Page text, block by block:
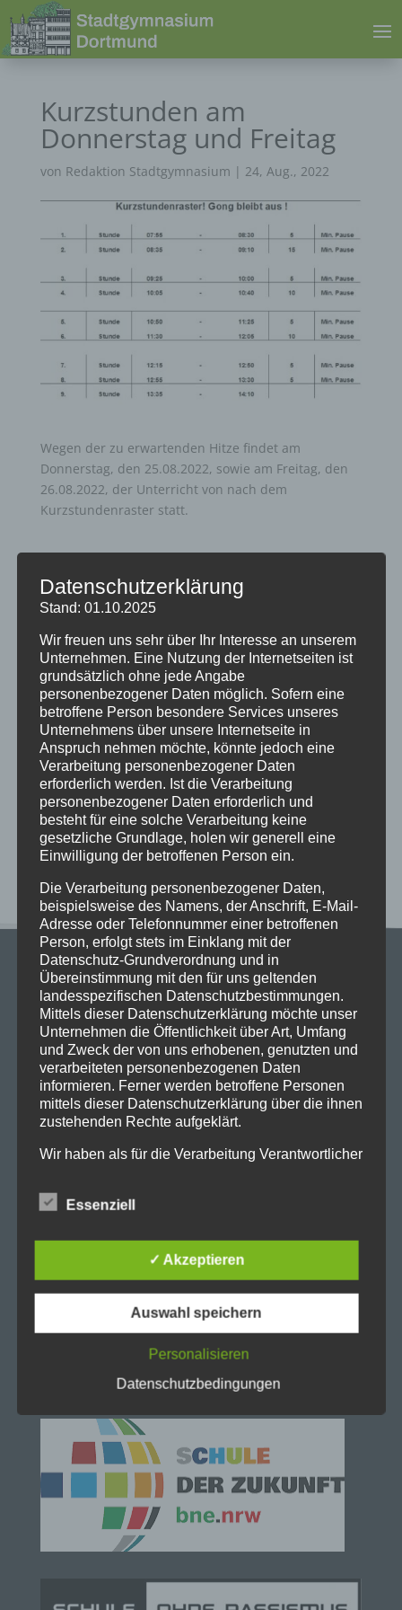
Kurzstunden am
Donnerstag und Freitag
von Redaktion Stadtgymnasium | 24, Aug., 2022
Wegen der zu erwartenden Hitze findet am
Donnerstag, den 25.08.2022, sowie am Freitag, den
26.08.2022, der Unterricht von nach dem
Kurzstundenraster statt.
Neueste Beiträge
Schöne Sommerferien
Sportfest 2026 im Goystadion
Gruß vom Förderverein
Innenhofparty des Kollegiums – Kunst trifft
Gemeinschaft
Exkursionstag der Einführungsphase (EF/11)
Neueste Kommentare
Stadtgymnasium Dortmund
Adresse: Heiliger Weg 25, 44135 Dortmund
Telefon: 0231-50 23 136
Fax: 0231-50 10 769
eMail: stadt-gymnasium@stadtdo.de
Datenschutzerklärung
Stand: 01.10.2025
Wir freuen uns sehr über Ihr Interesse an unserem
Unternehmen. Eine Nutzung der Internetseiten ist
grundsätzlich ohne jede Angabe
personenbezogener Daten möglich. Sofern eine
betroffene Person besondere Services unseres
Unternehmens über unsere Internetseite in
Anspruch nehmen möchte, könnte jedoch eine
Verarbeitung personenbezogener Daten
erforderlich werden. Ist die Verarbeitung
personenbezogener Daten erforderlich und
besteht für eine solche Verarbeitung keine
gesetzliche Grundlage, holen wir generell eine
Einwilligung der betroffenen Person ein.
Die Verarbeitung personenbezogener Daten,
beispielsweise des Namens, der Anschrift, E-Mail-
Adresse oder Telefonnummer einer betroffenen
Person, erfolgt stets im Einklang mit der
Datenschutz-Grundverordnung und in
Übereinstimmung mit den für uns geltenden
landesspezifischen Datenschutzbestimmungen.
Mittels dieser Datenschutzerklärung möchte unser
Unternehmen die Öffentlichkeit über Art, Umfang
und Zweck der von uns erhobenen, genutzten und
verarbeiteten personenbezogenen Daten
informieren. Ferner werden betroffene Personen
mittels dieser Datenschutzerklärung über die ihnen
zustehenden Rechte aufgeklärt.
Wir haben als für die Verarbeitung Verantwortlicher
Maßnahmen umgesetzt, um einen möglichst
lückenlosen Schutz der über diese Internetseite
sicherzustellen. Dennoch können Internetbasierte
Datenübertragungen grundsätzlich
Sicherheitslücken aufweisen, sodass ein absoluter
Schutz nicht gewährleistet werden kann. Aus
diesem Grund steht es jeder betroffenen Person
frei, personenbezogene Daten auch auf
alternativen Wegen, beispielsweise telefonisch, an
Die Datenschutzerklärung beruht auf den
Begrifflichkeiten, die durch den Europäischen
Richtlinien- und Verordnungsgeber beim Erlass
der Datenschutz-Grundverordnung (DS-GVO)
verwendet wurden. Unsere Datenschutzerklärung
soll sowohl für die Öffentlichkeit als auch für
unsere Kunden und Geschäftspartner einfach
gewährleisten, möchten wir vorab die verwendeten
Begrifflichkeiten erläutern.
Essenziell
✓ Akzeptieren
Auswahl speichern
Personalisieren
Datenschutzbedingungen